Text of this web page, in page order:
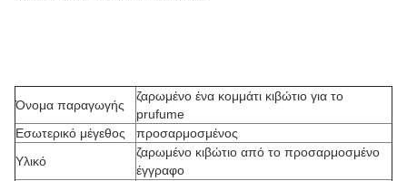
Όνομα παραγωγής
ζαρωμένο ένα κομμάτι κιβώτιο για το
prufume
Εσωτερικό μέγεθος
προσαρμοσμένος
Υλικό
ζαρωμένο κιβώτιο από το προσαρμοσμένο
έγγραφο